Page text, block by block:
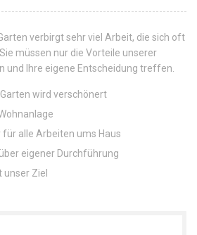
verbirgt sehr viel Arbeit, die sich oft
müssen nur die Vorteile unserer
und Ihre eigene Entscheidung treffen.
wird verschönert
alle Arbeiten ums Haus
eigener Durchführung
Ziel